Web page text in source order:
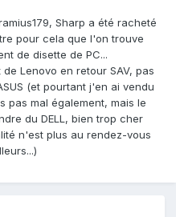
Sharp a été racheté
pour cela que l'on trouve
de disette de PC...
Lenovo en retour SAV, pas
(et pourtant j'en ai vendu
pas mal également, mais le
du DELL, bien trop cher
n'est plus au rendez-vous